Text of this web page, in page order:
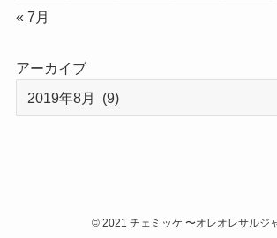
« 7月
アーカイブ
©2021 チェミッケ 〜オレオレサルジ